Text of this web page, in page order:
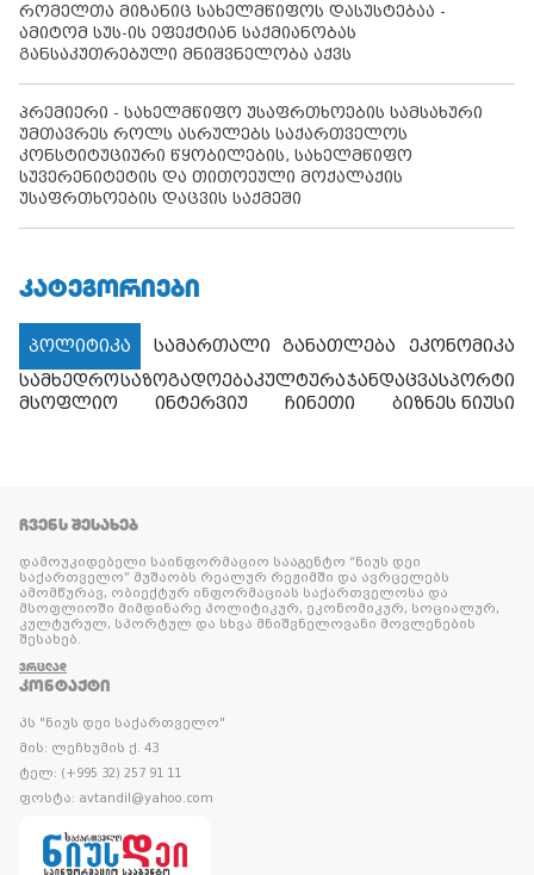
რომელთა მიზანიც სახელმწიფოს დასუსტებაა -
ამიტომ სუს-ის ეფექტიან საქმიანობას
განსაკუთრებული მნიშვნელობა აქვს
პრემიერი - სახელმწიფო უსაფრთხოების სამსახური
უმთავრეს როლს ასრულებს საქართველოს
კონსტიტუციური წყობილების, სახელმწიფო
სუვერენიტეტის და თითოეული მოქალაქის
უსაფრთხოების დაცვის საქმეში
ᲙᲐᲢᲔᲒᲝᲠᲘᲔᲑᲘ
პოლიტიკა სამართალი განათლება
ეკონომიკა
სამხედროსაზოგადოებაკულტურაჯანდაცვასპორტი
მსოფლიო
ინტერვიუ ჩინეთი ბიზნეს ნიუსი
ᲩᲕᲔᲜᲡ ᲨᲔᲡᲐᲮᲔᲑ
დამოუკიდებელი საინფორმაციო სააგენტო “ნიუს დეი
საქართველო” მუშაობს რეალურ რეჟიმში და ავრცელებს
ამომწურავ, ობიექტურ ინფორმაციას საქართველოსა და
მსოფლიოში მიმდინარე პოლიტიკურ, ეკონომიკურ, სოციალურ,
კულტურულ, სპორტულ და სხვა მნიშვნელოვანი მოვლენების
შესახებ.
ᲕᲠᲪᲚᲐᲓ
ᲙᲝᲜᲢᲐᲥᲢᲘ
პს "ნიუს დეი საქართველო"
მის: ლეჩხუმის ქ. 43
ტელ: (+995 32) 257 91 11
ფოსტა: avtandil@yahoo.com